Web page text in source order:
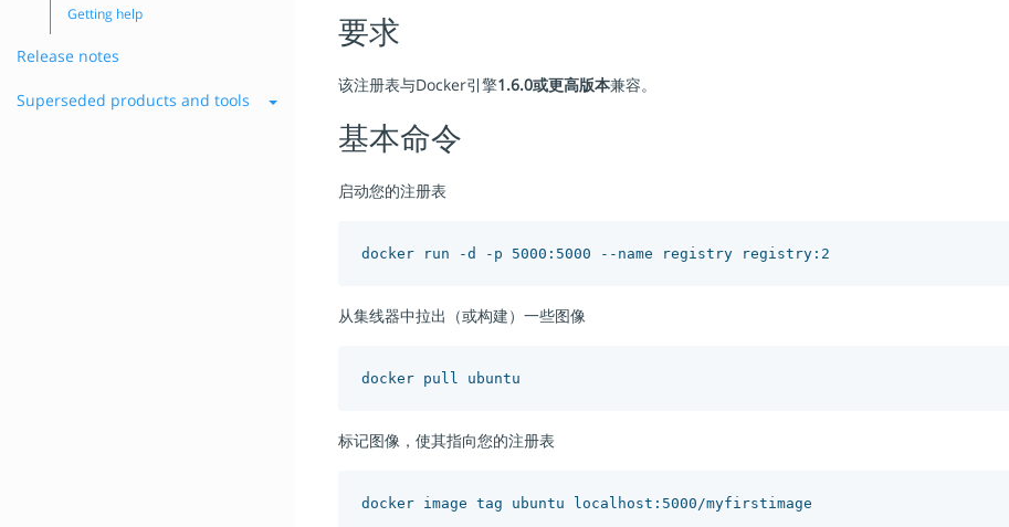
要求
该注册表与Docker引擎1.6.0或更高版本兼容。
基本命令
启动您的注册表
从集线器中拉出（或构建）一些图像
标记图像，使其指向您的注册表
Getting help
Release notes
Superseded products and tools